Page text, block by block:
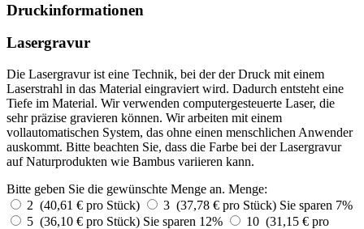
Druckinformationen
Lasergravur
Die Lasergravur ist eine Technik, bei der der Druck mit einem
Laserstrahl in das Material eingraviert wird. Dadurch entsteht eine
Tiefe im Material. Wir verwenden computergesteuerte Laser, die
sehr präzise gravieren können. Wir arbeiten mit einem
vollautomatischen System, das ohne einen menschlichen Anwender
auskommt. Bitte beachten Sie, dass die Farbe bei der Lasergravur
auf Naturprodukten wie Bambus variieren kann.
Bitte geben Sie die gewünschte Menge an. Menge:
2 (40,61 € pro Stück)
3 (37,78 € pro Stück) Sie sparen 7%
5 (36,10 € pro Stück) Sie sparen 12%
10 (31,15 € pro